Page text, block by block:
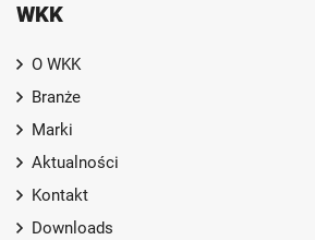
WKK
O WKK
Branże
Marki
Aktualności
Kontakt
Downloads